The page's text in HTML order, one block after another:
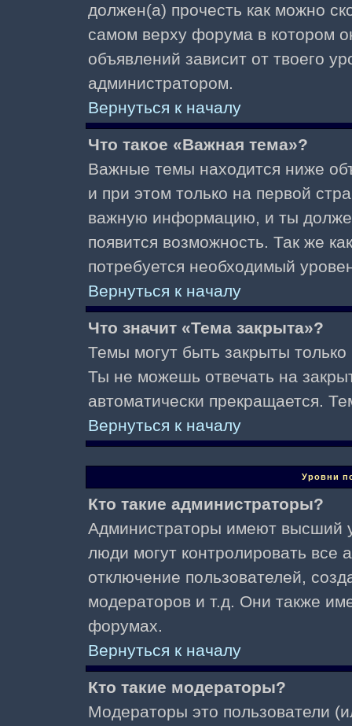
должен(а) прочесть как можно
самом верху форума в котором
объявлений зависит от твоего
администратором.
Вернуться к началу
Что такое «Важная тема»?
Важные темы находится ниже
и при этом только на первой
важную информацию, и ты
появится возможность. Так же
потребуется необходимый
Вернуться к началу
Что значит «Тема закрыта»?
Темы могут быть закрыты
Ты не можешь отвечать на
автоматически прекращается.
Вернуться к началу
Уровни
Кто такие администраторы?
Администраторы имеют высший
люди могут контролировать все
отключение пользователей,
модераторов и т.д. Они также
форумах.
Вернуться к началу
Кто такие модераторы?
Модераторы это пользователи